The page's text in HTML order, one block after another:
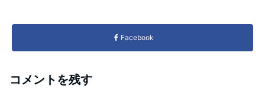
Facebook
コメントを残す